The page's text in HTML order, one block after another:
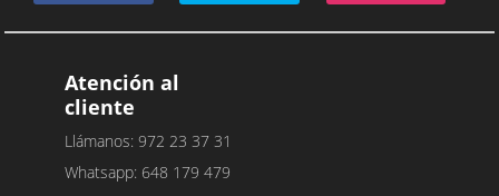
Atención al
cliente
Llámanos: 972 23 37 31
Whatsapp: 648 179 479